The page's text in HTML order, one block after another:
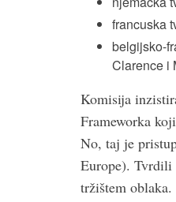
francuska
belgijsko-
Clarence i
Komisija
Frameworka
No, taj je
Europe). Tvrdili
tržištem oblaka.